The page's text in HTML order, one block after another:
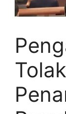
Tolak